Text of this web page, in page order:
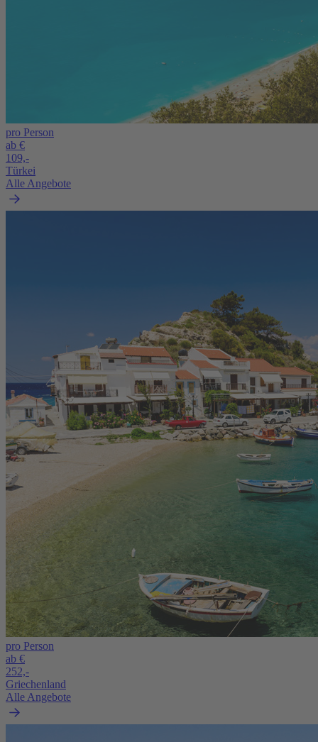
pro Person
ab €
109,-
Türkei
Alle Angebote
pro Person
ab €
252,-
Griechenland
Alle Angebote